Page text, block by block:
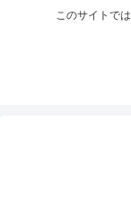
このサイトで